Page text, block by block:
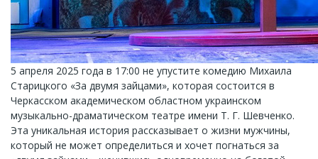
5 апреля 2025 года в 17:00 не упустите комедию Михаила
Старицкого «За двумя зайцами», которая состоится в
Черкасском академическом областном украинском
музыкально-драматическом театре имени Т. Г. Шевченко.
Эта уникальная история рассказывает о жизни мужчины,
который не может определиться и хочет погнаться за